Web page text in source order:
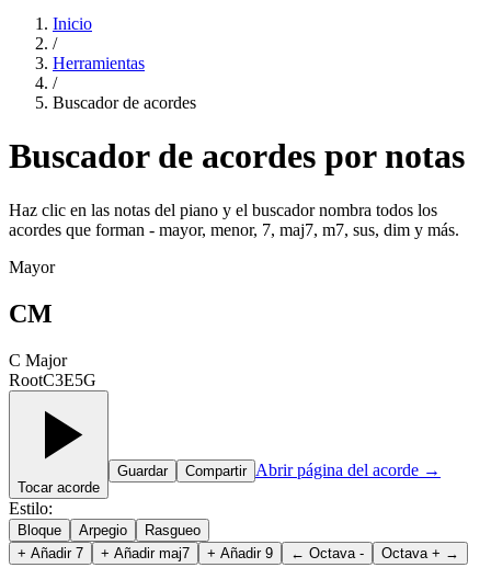
Inicio
/
Herramientas
/
Buscador de acordes
Buscador de acordes por notas
Haz clic en las notas del piano y el buscador nombra todos los
acordes que forman - mayor, menor, 7, maj7, m7, sus, dim y más.
Mayor
CM
C Major
RootC3E5G
Tocar acorde
Guardar Compartir Abrir página del acorde →
Estilo:
Bloque Arpegio
Rasgueo
+ Añadir 7 + Añadir maj7 + Añadir 9 ← Octava - Octava + →